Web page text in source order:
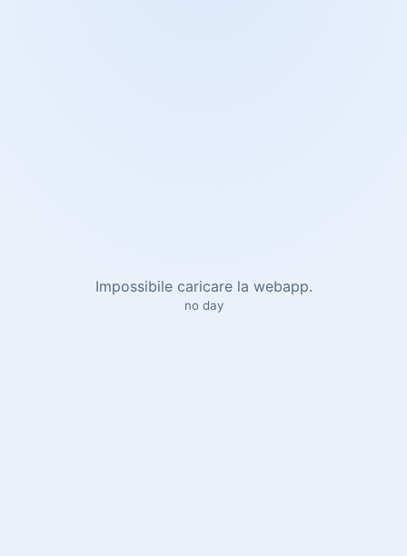
Impossibile caricare la webapp.
no day